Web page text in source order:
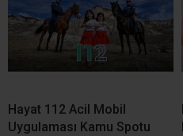
Hayat 112 Acil Mobil
Uygulaması Kamu Spotu